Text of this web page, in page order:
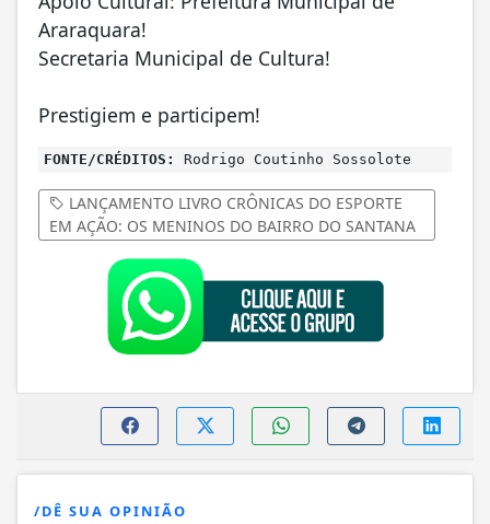
Araraquara!
Secretaria Municipal de Cultura!
Prestigiem e participem!
FONTE/CRÉDITOS: Rodrigo Coutinho Sossolote
LANÇAMENTO LIVRO CRÔNICAS DO ESPORTE
EM AÇÃO: OS MENINOS DO BAIRRO DO SANTANA
/DÊ SUA OPINIÃO